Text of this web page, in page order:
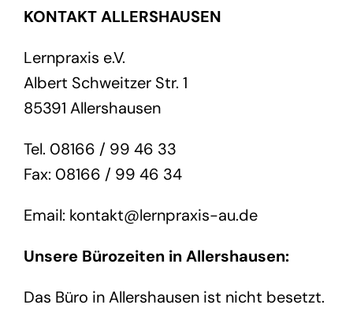
KONTAKT ALLERSHAUSEN
Lernpraxis e.V.
Albert Schweitzer Str. 1
85391 Allershausen
Tel. 08166 / 99 46 33
Fax: 08166 / 99 46 34
Email: kontakt@lernpraxis-au.de
Unsere Bürozeiten in Allershausen:
Das Büro in Allershausen ist nicht besetzt.